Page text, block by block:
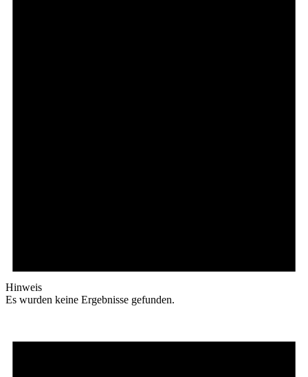
Hinweis
Es wurden keine Ergebnisse gefunden.